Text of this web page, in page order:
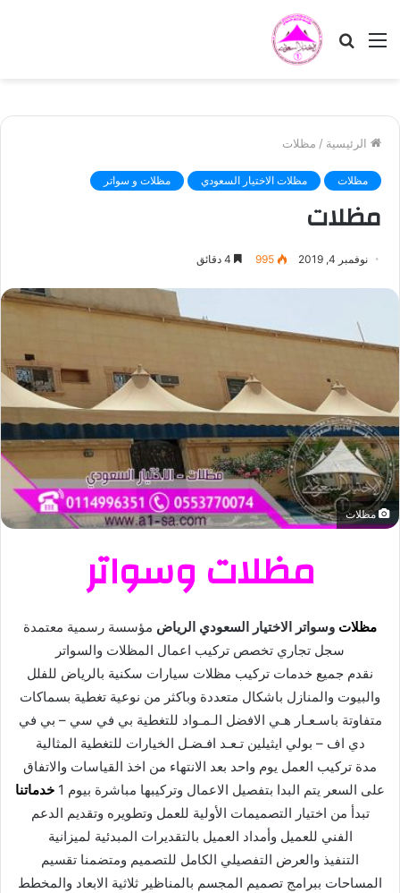
القائمة بحث
الرئيسية / مظلات
مظلات مظلات الاختيار السعودي مظلات و سواتر
مظلات
نوفمبر 4, 2019 995
مظلات
مظلات وسواتر
مظلات وسواتر الاختيار السعودي الرياض مؤسسة رسمية معتمدة
سجل تجاري تخصص تركيب اعمال المظلات والسواتر
نقدم جميع خدمات تركيب مظلات سيارات سكنية بالرياض للفلل
والبيوت والمنازل باشكال متعددة وباكثر من نوعية تغطية بسماكات
متفاوتة باسـعـار هـي الافضل الـمـواد للتغطية بي في سي – بي في
دي اف – بولي ايثيلين تـعـد افـضـل الخيارات للتغطية المثالية
مدة تركيب العمل يوم واحد بعد الانتهاء من اخذ القياسات والاتفاق
على السعر يتم البدا بتفصيل الاعمال وتركيبها مباشرة بيوم 1
خدماتنا
تبدأ من اختيار التصميمات الأولية للعمل وتطويره وتقديم الدعم
الفني للعميل وأمداد العميل بالتقديرات المبدئية لميزانية
التنفيذ والعرض التفصيلي الكامل للتصميم ومتضمنا تقسيم
المساحات ببرامج تصميم المجسم بالمناظير ثلاثية الابعاد والمخطط